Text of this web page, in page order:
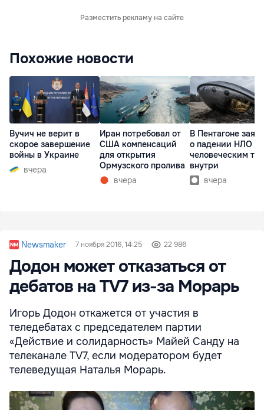
Разместить рекламу на сайте
Похожие новости
Вучич не верит в
скорое завершение
войны в Украине
вчера
Иран потребовал от
США компенсаций
для открытия
Ормузского пролива
вчера
В Пентагоне
о падении НЛО с
человеческим
внутри
вчера
Newsmaker 7 ноября 2016, 14:25 22 986
Додон может отказаться от
дебатов на ТV7 из-за Морарь
Игорь Додон откажется от участия в
теледебатах с председателем партии
«Действие и солидарность» Майей Санду на
телеканале TV7, если модератором будет
телеведущая Наталья Морарь.